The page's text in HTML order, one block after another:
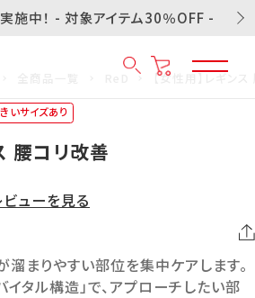
施中！ - 対象アイテム30％OFF -
【女性用】レギン
いサイズあり
腰コリ改善
ビューを見る
溜まりやすい部位を集中ケアします。
タル構造」で、アプローチしたい部